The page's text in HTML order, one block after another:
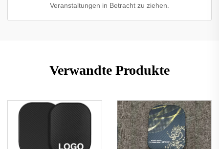
Veranstaltungen in Betracht zu ziehen.
Verwandte Produkte